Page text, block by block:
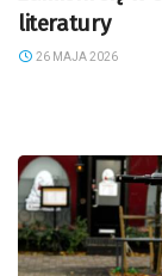
literatury
26 MAJA 2026